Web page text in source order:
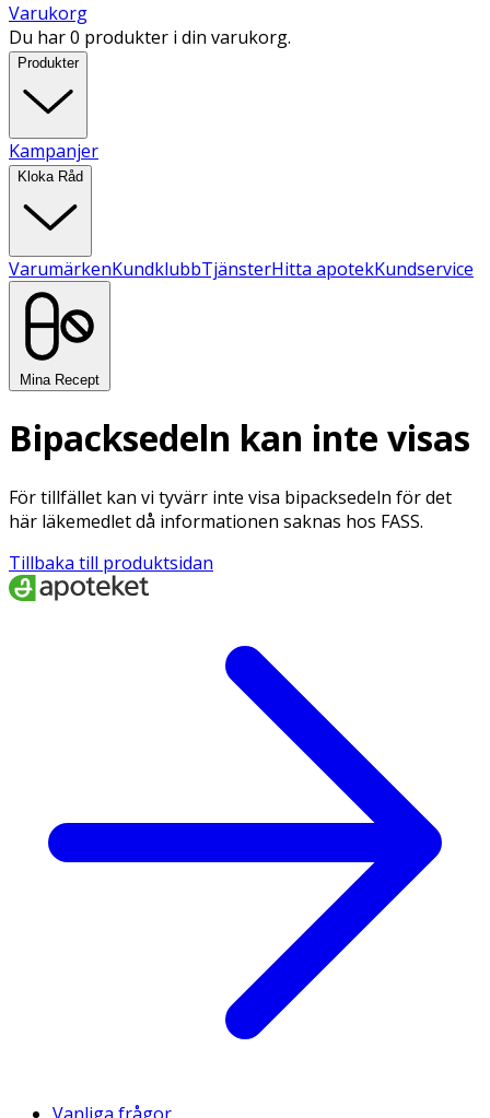
Varukorg
Du har 0 produkter i din varukorg.
Produkter
Kampanjer
Kloka Råd
VarumärkenKundklubbTjänsterHitta apotekKundservice
Mina Recept
Bipacksedeln kan inte visas
För tillfället kan vi tyvärr inte visa bipacksedeln för det
här läkemedlet då informationen saknas hos FASS.
Tillbaka till produktsidan